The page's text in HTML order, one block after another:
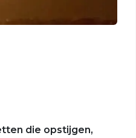
die opstijgen,